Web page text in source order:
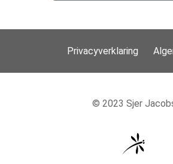
Privacyverklaring
© 2023 Sjer